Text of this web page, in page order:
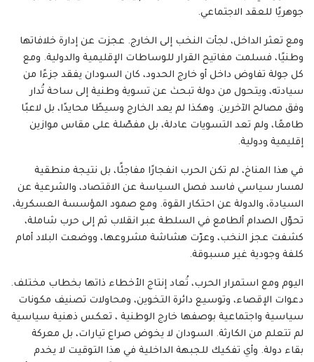
جوهريًا للعقد الاجتماعي.
ومع تعثر الداخل، لجأت النخب إلى الخارج. عجزت عن إدارة خلافاتها
وطنيًا، فسلمت مفاتيح القرار للوساطات الإقليمية والدولية. ومع
كل جولة تفاوض داخل أو خارج الحدود، كان السودان يفقد جزءًا من
سيادته، ويتحول من دولة تبحث عن تسوية وطنية إلى ساحة تُدار
وفق مصالح الآخرين. وهكذا لم يعد الخارج وسيطًا محايدًا، بل لاعبًا
طامعًا، ولم تعد التسويات عادلة، بل مفصّلة على مقاس موازين
إقليمية ودولية.
في هذا المناخ، لم تكن الحرب انفجارًا مفاجئًا، بل نتيجة منطقية
لمسار سياسي فاسد فصل السياسة عن الاقتصاد، والشرعية عن
السيادة، والدولة عن احتكار القوة. ومع صمود المؤسسة العسكرية،
تحوّل الصدام ألطامع في السلطة عبر انقلاب ثم إلى حرب شاملة،
كشفت عجز النخب، وعرّت هشاشة مشروعها، ووضعت البلاد أمام
كلفة وجودية غير مسبوقة.
اليوم ومع استمرار الحرب، تُعاد إنتاج الأخطاء ذاتها بخطاب مختلف.
دعوات الإقصاء، وتوسيع دائرة التخوين، ومحاولات تصنيف مكونات
سياسية واجتماعية بوصفها خارج الوطنية ، تعكس ذهنية سياسية
لم تتعلم من الكارثة. السودان لا يخوض صراع تيارات، بل معركة
بقاء دولة. وأي تفكيك للجبهة الداخلية في هذا التوقيت لا يخدم